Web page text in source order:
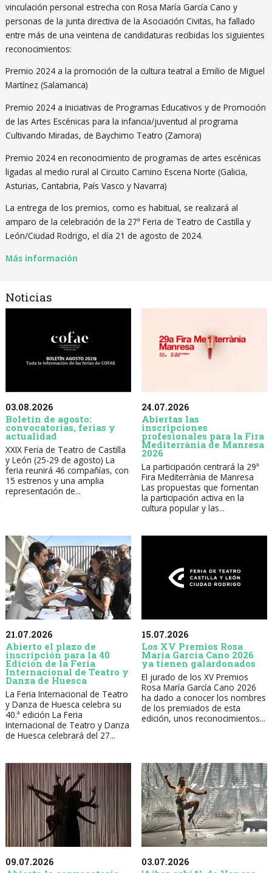
vinculación personal estrecha con Rosa María García Cano y
personas de la junta directiva de la Asociación Civitas, ha fallado
entre más de una veintena de candidaturas recibidas los siguientes
reconocimientos:
Premio 2024 a la promoción de la cultura teatral a Emilio de Miguel
Martínez (Salamanca)
Premio 2024 a Iniciativas de Programas Educativos y de Promoción
de las Artes Escénicas para la infancia/juventud al programa
Cultivando Miradas, de Baychimo Teatro (Zamora)
Premio 2024 en reconocimiento de programas de artes escénicas
ligadas al medio rural al Circuito Camino Escena Norte (Galicia,
Asturias, Cantabria, País Vasco y Navarra)
La entrega de los premios, como es habitual, se realizará al
amparo de la celebración de la 27ª Feria de Teatro de Castilla y
León/Ciudad Rodrigo, el día 21 de agosto de 2024.
Más información
Noticias
03.08.2026
Boletín de agosto:
convocatorias, ferias y
actualidad
XXIX Feria de Teatro de Castilla
y León (25-29 de agosto) La
feria reunirá 46 compañías, con
15 estrenos y una amplia
representación de...
24.07.2026
Abiertas las
inscripciones
profesionales para la Fira
Mediterrània de Manresa
2026
La participación centrará la 29ª
Fira Mediterrània de Manresa
Las propuestas que fomentan
la participación activa en la
cultura popular y las...
21.07.2026
Abierto el plazo de
inscripción para la 40
Edición de la Feria
Internacional de Teatro y
Danza de Huesca
La Feria Internacional de Teatro
y Danza de Huesca celebra su
40.ª edición La Feria
Internacional de Teatro y Danza
de Huesca celebrará del 27...
15.07.2026
Los XV Premios Rosa
María García Cano 2026
ya tienen galardonados
El jurado de los XV Premios
Rosa María García Cano 2026
ha dado a conocer los nombres
de los premiados de esta
edición, unos reconocimientos...
09.07.2026 03.07.2026